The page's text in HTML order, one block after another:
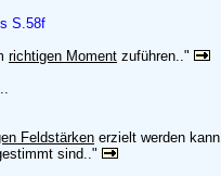
S.58f
richtigen Moment zuführen.."
Feldstärken erzielt werden kann,
sind.."